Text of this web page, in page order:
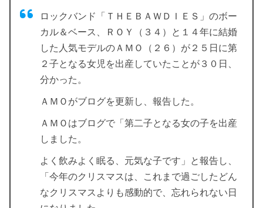
ロックバンド「ＴＨＥＢＡＷＤＩＥＳ」のボー
カル＆ベース、ＲＯＹ（３４）と１４年に結婚
した人気モデルのＡＭＯ（２６）が２５日に第
２子となる女児を出産していたことが３０日、
分かった。
ＡＭＯがブログを更新し、報告した。
ＡＭＯはブログで「第二子となる女の子を出産
しました。
よく飲みよく眠る、元気な子です」と報告し、
「今年のクリスマスは、これまで過ごしたどん
なクリスマスよりも感動的で、忘れられない日